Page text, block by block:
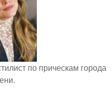
по прическам города